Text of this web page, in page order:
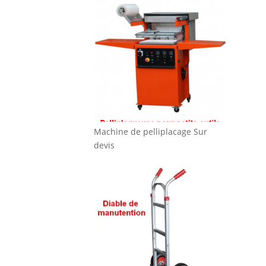
Machine de pelliplacage Sur
devis